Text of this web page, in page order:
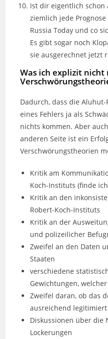
Ist dir eigentlich schon
ziemlich jede Prognose
Russia Today und co
Es gibt sogar noch
sie ausgerechnet jetzt
Was ich explizit nicht
Dadurch, dass die
eines Fehlers ja als
nichts kommen. Aber
anderen Seite ist ein
Verschwörungstheorien
Kritik am
Koch-Instituts (finde
Kritik an den
Robert-Koch-Instituts
Kritik an der
und polizeilicher
Zweifel an den Daten
Staaten
verschiedene
Gewichtungen,
Zweifel daran, ob das
ausreichend
Diskussionen über die
Lockerungen